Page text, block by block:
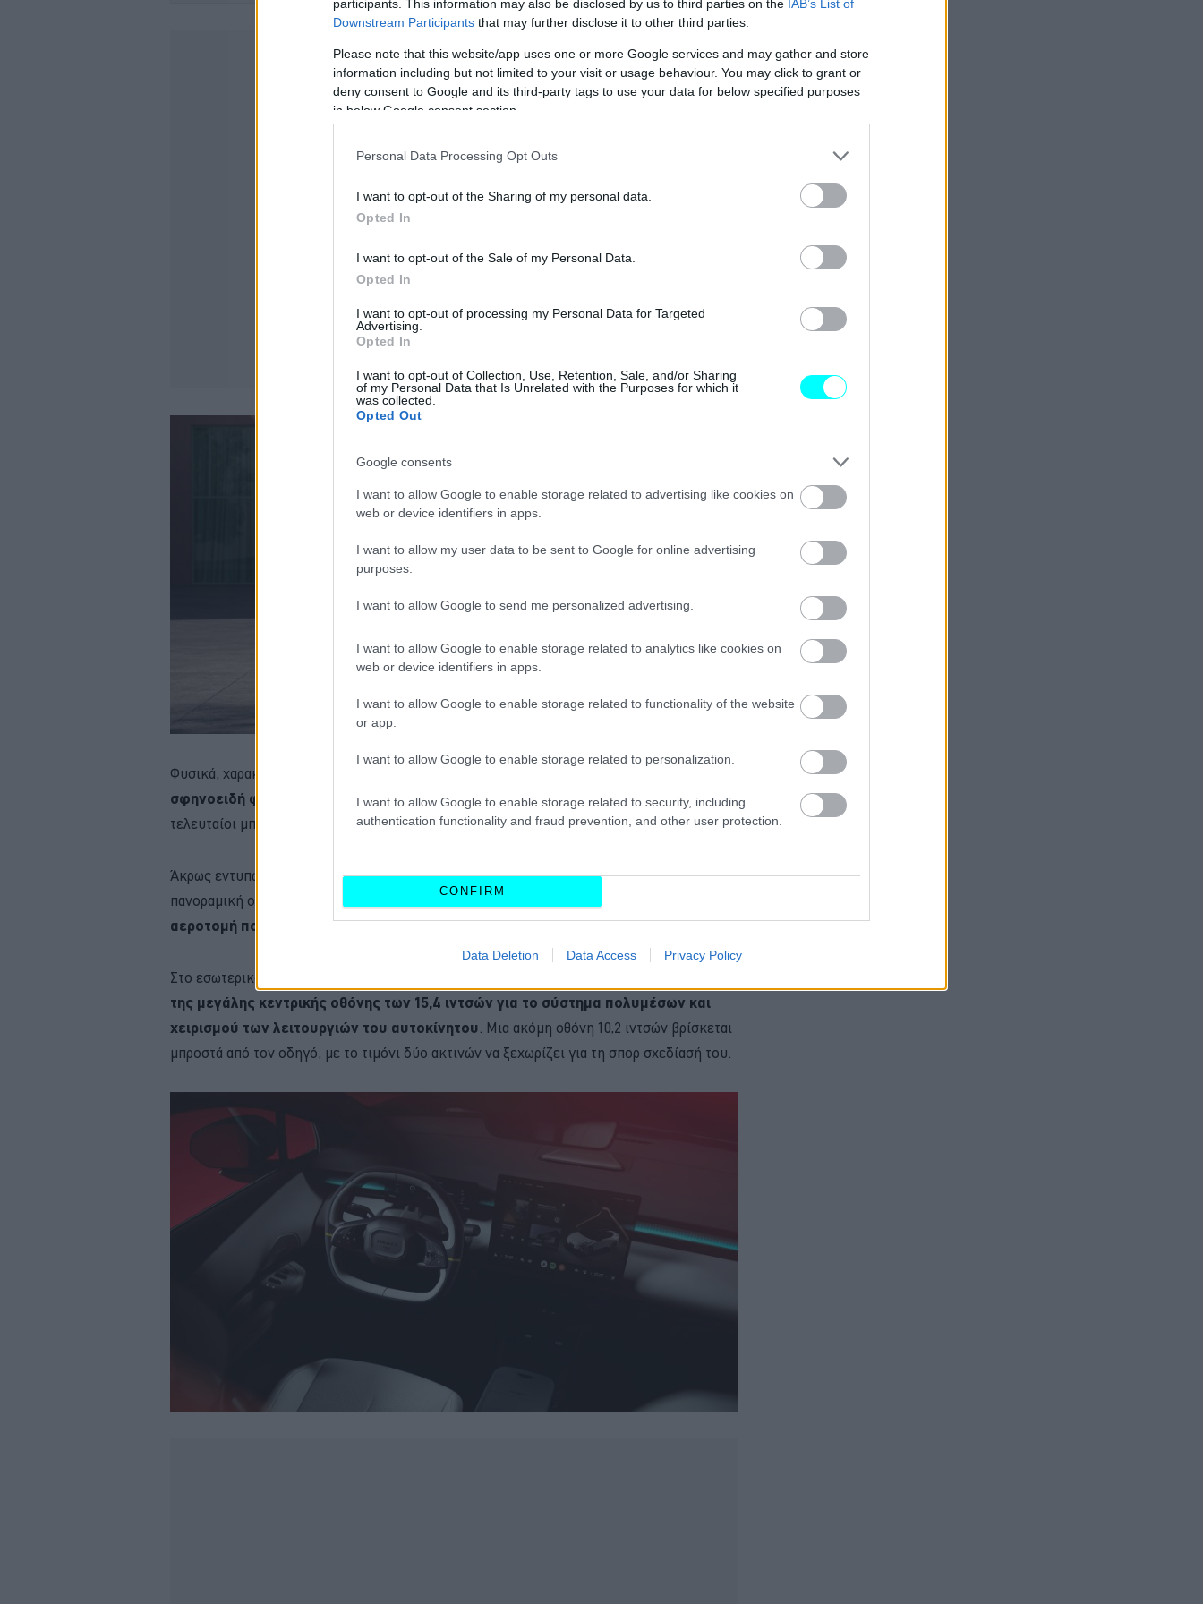
participants. This information may also be disclosed by us to third parties on the IAB’s List of
Downstream Participants that may further disclose it to other third parties.
Please note that this website/app uses one or more Google services and may gather and store
information including but not limited to your visit or usage behaviour. You may click to grant or
deny consent to Google and its third-party tags to use your data for below specified purposes
in below Google consent section.
Personal Data Processing Opt Outs
I want to opt-out of the Sharing of my personal data.
Opted In
I want to opt-out of the Sale of my Personal Data.
Opted In
I want to opt-out of processing my Personal Data for Targeted
Advertising.
Opted In
I want to opt-out of Collection, Use, Retention, Sale, and/or Sharing
of my Personal Data that Is Unrelated with the Purposes for which it
was collected.
Opted Out
Google consents
I want to allow Google to enable storage related to advertising like cookies on
web or device identifiers in apps.
I want to allow my user data to be sent to Google for online advertising
purposes.
I want to allow Google to send me personalized advertising.
I want to allow Google to enable storage related to analytics like cookies on
web or device identifiers in apps.
I want to allow Google to enable storage related to functionality of the website
or app.
I want to allow Google to enable storage related to personalization.
I want to allow Google to enable storage related to security, including
authentication functionality and fraud prevention, and other user protection.
CONFIRM
Data Deletion Data Access Privacy Policy
Φυσικά, χαρακτηριστικό στοιχείο του εμπρόσθιου τμήματος
σφηνοειδή φώτα, που φθάνουν μέχρι και τους πλαϊνούς θόλους των τροχών. Οι
τελευταίοι μπορούν να φιλοξενήσουν ζάντες 19 ή 20 ιντσών.
Άκρως εντυπωσιακό είναι το πίσω μέρος του αυτοκινήτου, εκεί όπου η μεγάλη
πανοραμική οροφή καταλήγει πάνω στο παρμπρίζ και στη συνέχεια,
αεροτομή που ενσωματώνει τα λεπτά LED φώτα.
Στο εσωτερικό,
της μεγάλης κεντρικής οθόνης των 15,4 ιντσών για το σύστημα πολυμέσων και
χειρισμού των λειτουργιών του αυτοκίνητου. Μια ακόμη οθόνη 10,2 ιντσών βρίσκεται
μπροστά από τον οδηγό, με το τιμόνι δύο ακτινών να ξεχωρίζει για τη σπορ σχεδίασή του.